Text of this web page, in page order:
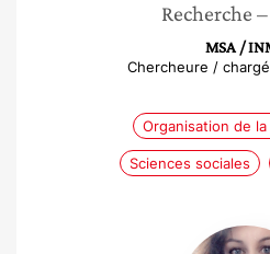
Recherche
MSA /
Chercheure /
Organisation de
Sciences sociales